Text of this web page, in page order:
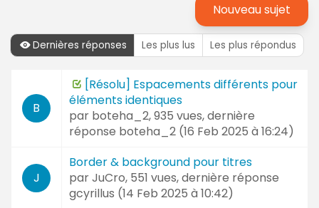
Nouveau sujet
Dernières réponses Les plus lus Les plus répondus
réponses
et
Auteur
B
[Résolu] Espacements différents pour
éléments identiques
par boteha_2, 935 vues, dernière
réponse boteha_2 (16 Feb 2025 à 16:24)
J
Border & background pour titres
parJuCro, 551 vues, dernière réponse
gcyrillus (14 Feb 2025 à 10:42)